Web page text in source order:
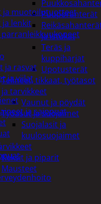
Puuporanterät
ja istukat
Teräs ja
kuppiharjat
Upotusterät
Telineet, tikkaat, työtasot
ja tarvikkeet
Vaunut ja pöydät
Työasut ja suojaimet
Suojalasit ja
kuulosuojaimet
Keksit ja piparit
Mausteet
ja muotoilutuotteet
lenkit
ja rasvat
ja viilat
ja saippuat